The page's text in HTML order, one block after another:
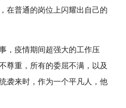
在普通的岗位上闪耀出自己的
，疫情期间超强大的工作压
尊重，所有的委屈不满，以及
袭来时，作为一个平凡人，他